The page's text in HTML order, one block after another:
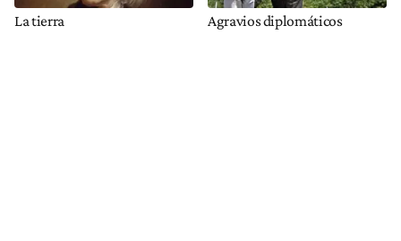
La tierra Agravios diplomáticos